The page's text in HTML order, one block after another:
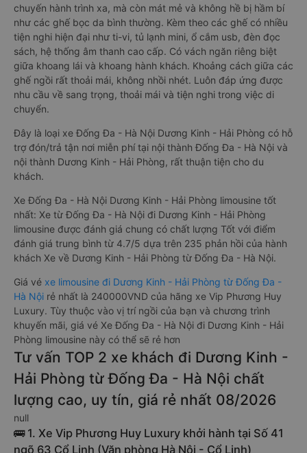
chuyến hành trình xa, mà còn mát mẻ và không hề bị hầm bí
như các ghế bọc da bình thường. Kèm theo các ghế có nhiều
tiện nghi hiện đại như ti-vi, tủ lạnh mini, ổ cắm usb, đèn đọc
sách, hệ thống âm thanh cao cấp. Có vách ngăn riêng biệt
giữa khoang lái và khoang hành khách. Khoảng cách giữa các
ghế ngồi rất thoải mái, không nhồi nhét. Luôn đáp ứng được
nhu cầu về sang trọng, thoải mái và tiện nghi trong việc di
chuyển.
Đây là loại xe Đống Đa - Hà Nội Dương Kinh - Hải Phòng có hỗ
trợ đón/trả tận nơi miễn phí tại nội thành Đống Đa - Hà Nội và
nội thành Dương Kinh - Hải Phòng, rất thuận tiện cho du
khách.
Xe Đống Đa - Hà Nội Dương Kinh - Hải Phòng limousine tốt
nhất: Xe từ Đống Đa - Hà Nội đi Dương Kinh - Hải Phòng
limousine được đánh giá chung có chất lượng Tốt với điểm
đánh giá trung bình từ 4.7/5 dựa trên 235 phản hồi của hành
khách Xe về Dương Kinh - Hải Phòng từ Đống Đa - Hà Nội.
Giá vé xe limousine đi Dương Kinh - Hải Phòng từ Đống Đa -
Hà Nội rẻ nhất là 240000VND của hãng xe Vip Phương Huy
Luxury. Tùy thuộc vào vị trí ngồi của bạn và chương trình
khuyến mãi, giá vé Xe Đống Đa - Hà Nội đi Dương Kinh - Hải
Phòng limousine này có thể sẽ rẻ hơn
Tư vấn TOP 2 xe khách đi Dương Kinh -
Hải Phòng từ Đống Đa - Hà Nội chất
lượng cao, uy tín, giá rẻ nhất 08/2026
null
🚌 1. Xe Vip Phương Huy Luxury khởi hành tại Số 41
ngõ 63 Cổ Linh (Văn phòng Hà Nội - Cổ Linh)